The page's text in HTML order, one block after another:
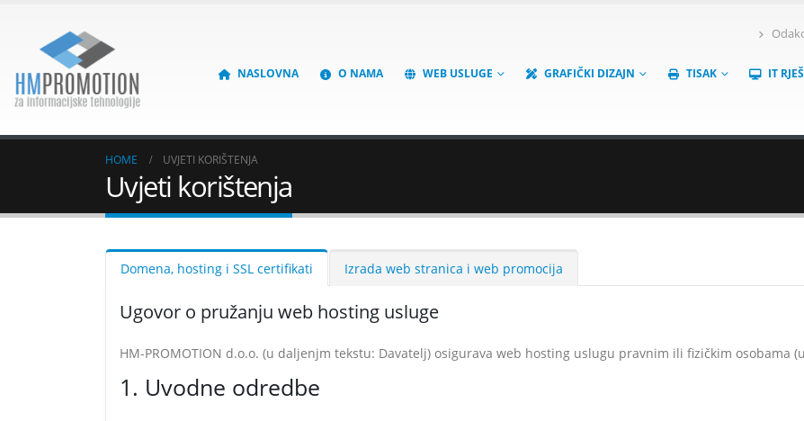
NASLOVNA O NAMA WEB USLUGE GRAFIČKI DIZAJN TISAK IT
HOME UVJETI KORIŠTENJA
Uvjeti korištenja
Domena, hosting i SSL certifikati Izrada web stranica i web promocija
Ugovor o pružanju web hosting usluge
HM-PROMOTION d.o.o. (u daljenjm tekstu: Davatelj) osigurava web hosting uslugu pravnim ili fizičkim osobama
1. Uvodne odredbe